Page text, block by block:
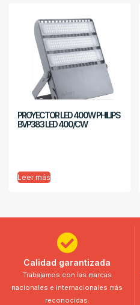
PROYECTOR LED 400W PHILIPS
BVP383 LED 400/CW
Leer más
Calidad garantizada
Trabajamos con las marcas
nacionales e internacionales más
reconocidas.